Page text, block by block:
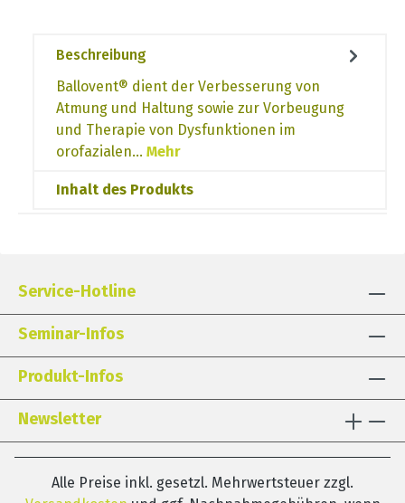
Beschreibung
Ballovent® dient der Verbesserung von
Atmung und Haltung sowie zur Vorbeugung
und Therapie von Dysfunktionen im
orofazialen… Mehr
Inhalt des Produkts
Service-Hotline
Seminar-Infos
Produkt-Infos
Newsletter
Alle Preise inkl. gesetzl. Mehrwertsteuer zzgl.